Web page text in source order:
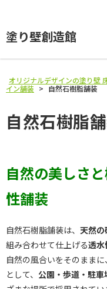
塗り壁創造館
オリジナルデザインの塗り壁
イン舗装 > 自然石樹脂舗装
自然石樹脂
自然の美しさ
性舗装
自然石樹脂舗装は、 天然
組み合わせて仕上げる透水
自然の風合いをそのまま
として、 公園・歩道・駐